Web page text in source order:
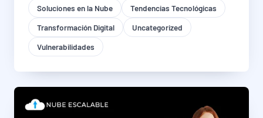
Soluciones en la Nube
Tendencias Tecnológicas
Transformación Digital
Uncategorized
Vulnerabilidades